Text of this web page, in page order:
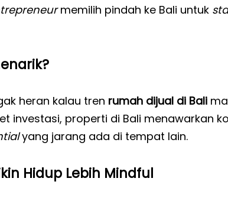
memilih pindah ke Bali untuk
heran kalau tren rumah dijual di Bali
investasi, properti di Bali menawarkan
yang jarang ada di tempat lain.
Hidup Lebih Mindful